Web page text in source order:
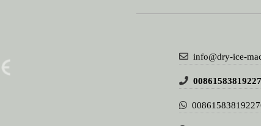
info@dry-ice-